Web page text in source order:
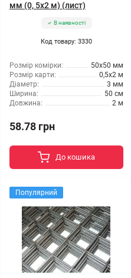
мм (0, 5x2 м) (лист)
В наявності
Код товару: 3330
Розмір комірки:
50x50 мм
Розмір карти:
0,5x2 м
Діаметр:
3 мм
Ширина:
50 см
Довжина:
2 м
58.78 грн
До кошика
Популярний